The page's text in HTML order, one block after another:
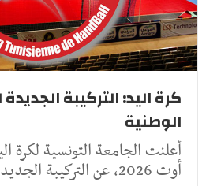
كرة اليد: التركيبة
الوطنية
أوت 2026، عن التركيبة الجديدة لمكتب الرابطة الو